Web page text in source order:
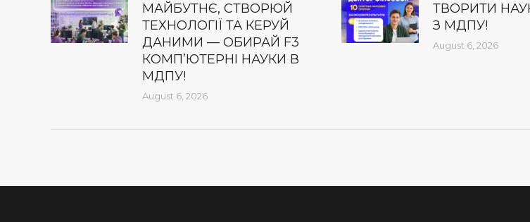
МАЙБУТНЄ, СТВОРЮЙ
ТЕХНОЛОГІЇ ТА КЕРУЙ
ДАНИМИ — ОБИРАЙ F3
КОМП’ЮТЕРНІ НАУКИ В
МДПУ!
August 6, 2026
ТВОРИТИ
З МДПУ!
August 6, 2026